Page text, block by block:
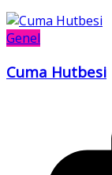
Genel
Cuma Hutbesi